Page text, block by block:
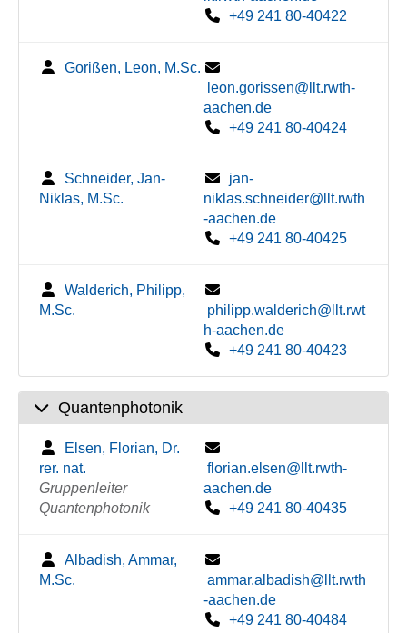
+49 241 80-40422
Gorißen, Leon, M.Sc.
leon.gorissen@llt.rwth-
aachen.de
+49 241 80-40424
Schneider, Jan-
Niklas, M.Sc.
jan-
niklas.schneider@llt.rwth
-aachen.de
+49 241 80-40425
Walderich, Philipp,
M.Sc.
philipp.walderich@llt.rwt
h-aachen.de
+49 241 80-40423
Quantenphotonik
Elsen, Florian, Dr.
rer. nat.
Gruppenleiter
Quantenphotonik
florian.elsen@llt.rwth-
aachen.de
+49 241 80-40435
Albadish, Ammar,
M.Sc.
ammar.albadish@llt.rwth
-aachen.de
+49 241 80-40484